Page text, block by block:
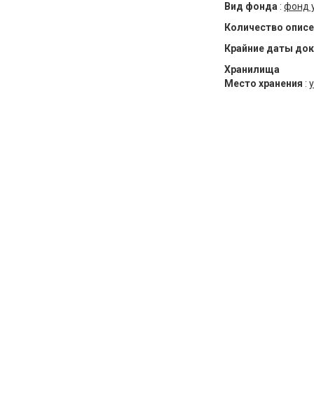
Вид фонда : фонд
Количество
Крайние даты
Хранилища
Место хранения :